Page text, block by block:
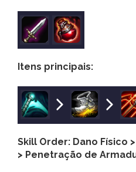
Itens principais:
Skill Order: Dano Físico
> Penetração de